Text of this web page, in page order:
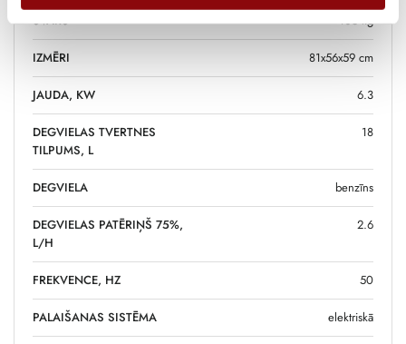
SVARS 105 kg
IZMĒRI 81x56x59 cm
JAUDA, KW 6.3
DEGVIELAS TVERTNES
TILPUMS, L
18
DEGVIELA benzīns
DEGVIELAS PATĒRIŅŠ 75%,
L/H
2.6
FREKVENCE, HZ 50
PALAIŠANAS SISTĒMA elektriskā